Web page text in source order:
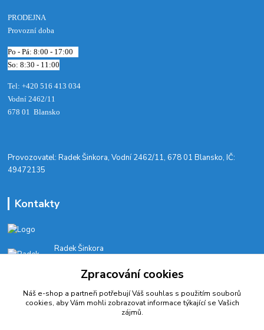
PRODEJNA
Provozní doba
Po - Pá: 8:00 - 17:00
So: 8:30 - 11:00
Tel: +420 516 413 034‬
Vodní 2462/11
678 01 Blansko
​Provozovatel: Radek Šinkora, Vodní 2462/11, 678 01 Blansko, IČ:
49472135
Kontakty
Radek Šinkora
E-SHOP: Po-Pá, 8-17 hod.
cyklobikesport@seznam.cz
Zpracování cookies
Náš e-shop a partneři potřebují Váš souhlas s použitím souborů
cookies, aby Vám mohli zobrazovat informace týkající se Vašich
zájmů.